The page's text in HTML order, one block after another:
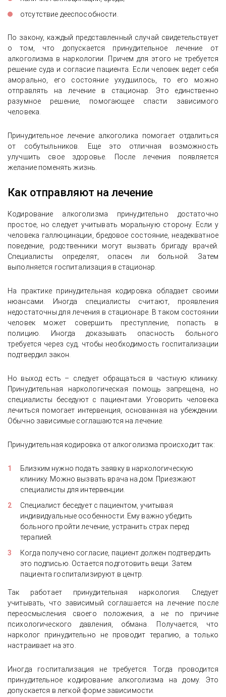
отсутствие дееспособности.
По закону, каждый представленный случай свидетельствует
о том, что допускается принудительное лечение от
алкоголизма в наркологии. Причем для этого не требуется
решение суда и согласие пациента. Если человек ведет себя
аморально, его состояние ухудшилось, то его можно
отправлять на лечение в стационар. Это единственно
разумное решение, помогающее спасти зависимого
человека.
Принудительное лечение алкоголика помогает отдалиться
от собутыльников. Еще это отличная возможность
улучшить свое здоровье. После лечения появляется
желание поменять жизнь.
Как отправляют на лечение
Кодирование алкоголизма принудительно достаточно
простое, но следует учитывать моральную сторону. Если у
человека галлюцинации, бредовое состояние, неадекватное
поведение, родственники могут вызвать бригаду врачей.
Специалисты определят, опасен ли больной. Затем
выполняется госпитализация в стационар.
На практике принудительная кодировка обладает своими
нюансами. Иногда специалисты считают, проявления
недостаточны для лечения в стационаре. В таком состоянии
человек может совершить преступление, попасть в
полицию. Иногда доказывать опасность больного
требуется через суд, чтобы необходимость госпитализации
подтвердил закон.
Но выход есть – следует обращаться в частную клинику.
Принудительная наркологическая помощь запрещена, но
специалисты беседуют с пациентами. Уговорить человека
лечиться помогает интервенция, основанная на убеждении.
Обычно зависимые соглашаются на лечение.
Принудительная кодировка от алкоголизма происходит так:
Близким нужно подать заявку в наркологическую
клинику. Можно вызвать врача на дом. Приезжают
специалисты для интервенции.
Специалист беседует с пациентом, учитывая
индивидуальные особенности. Ему важно убедить
больного пройти лечение, устранить страх перед
терапией.
Когда получено согласие, пациент должен подтвердить
это подписью. Остается подготовить вещи. Затем
пациента госпитализируют в центр.
Так работает принудительная наркология. Следует
учитывать, что зависимый соглашается на лечение после
переосмысления своего положения, а не по причине
психологического давления, обмана. Получается, что
нарколог принудительно не проводит терапию, а только
настраивает на это.
Иногда госпитализация не требуется. Тогда проводится
принудительное кодирование алкоголизма на дому. Это
допускается в легкой форме зависимости.